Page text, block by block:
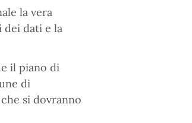
la vera
dei dati e la
il piano di
di
si dovranno